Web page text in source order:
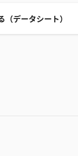
データシート）